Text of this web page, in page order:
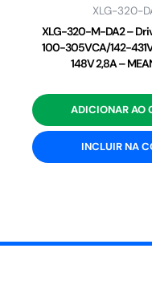
XLG-320-
XLG-320-M-DA2 –
100-305VCA/142-
148V 2,8A –
ADICIONAR AO
INCLUIR NA